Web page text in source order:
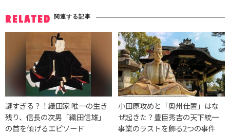
RELATED 関連する記事
謎すぎる？！織田家 唯一の生き
残り、信長の次男「織田信雄」
の首を傾げるエピソード
小田原攻めと「奥州仕置」はな
ぜ起きた？豊臣秀吉の天下統一
事業のラストを飾る2つの事件